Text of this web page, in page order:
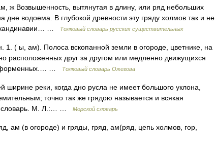
ж Возвышенность, вытянутая в длину, или ряд небольших
дне водоема. В глубокой древности эту гряду холмов так и не
…
Толковый словарь русских существительных
( ы, ам). Полоса вскопанной земли в огороде, цветнике, на
расположенных друг за другом или медленно движущихся
…
Толковый словарь Ожегова
реки, когда дно русла не имеет большого уклона,
точно так же грядою называется и всякая
словарь. М. Л.:… …
Морской словарь
ам (в огороде) и гряды, гряд, ам(ряд, цепь холмов, гор,